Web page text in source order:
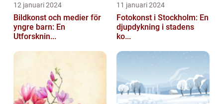
12 januari 2024
Bildkonst och medier för
yngre barn: En
Utforsknin...
11 januari 2024
Fotokonst i Stockholm: En
djupdykning i stadens
ko...